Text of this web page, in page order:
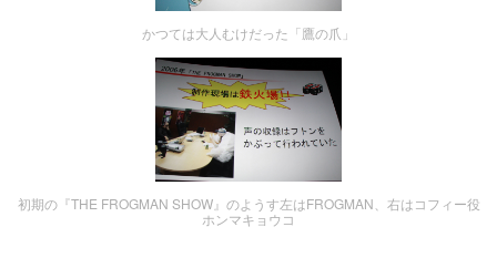
かつては大人むけだった「鷹の爪」
初期の『THE FROGMAN SHOW』のようす左はFROGMAN、右はコフィー役
ホンマキョウコ